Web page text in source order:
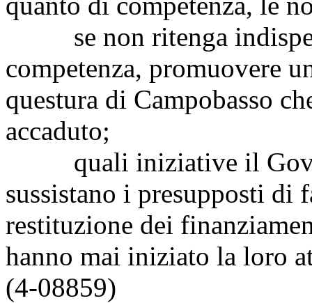
se non ritenga
competenza, promuovere
questura di Campobasso
accaduto;
quali iniziative il
sussistano i presupposti di
restituzione dei
hanno mai iniziato la loro
(4-08859)